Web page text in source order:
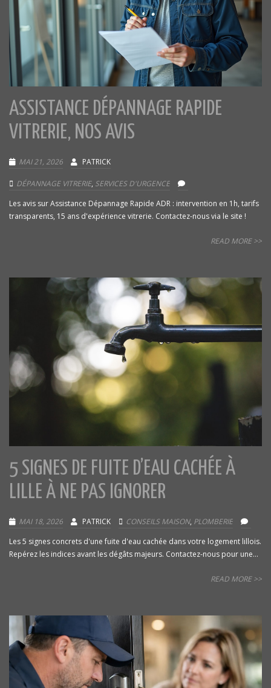
ASSISTANCE DÉPANNAGE RAPIDE
VITRERIE, NOS AVIS
MAI 21, 2026 PATRICK
DÉPANNAGE VITRERIE, SERVICES D'URGENCE
Les avis sur Assistance Dépannage Rapide ADR : intervention en 1h, tarifs
transparents, 15 ans d'expérience vitrerie. Contactez-nous via le site !
READ MORE >>
5 SIGNES DE FUITE D’EAU CACHÉE À
LILLE À NE PAS IGNORER
MAI 18, 2026 PATRICK CONSEILS MAISON, PLOMBERIE
Les 5 signes concrets d'une fuite d'eau cachée dans votre logement lillois.
Repérez les indices avant les dégâts majeurs. Contactez-nous pour une...
READ MORE >>